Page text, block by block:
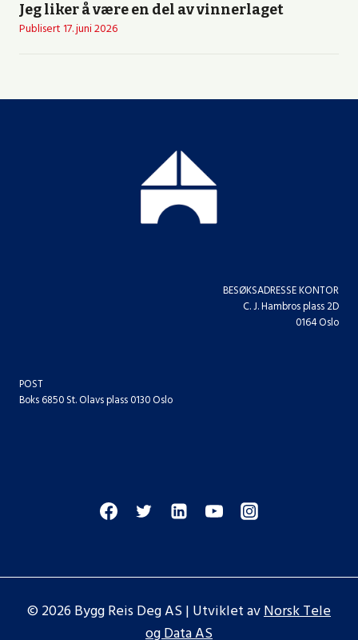
Jeg liker å være en del av vinnerlaget
Publisert17. juni 2026
BESØKSADRESSE KONTOR
C. J. Hambros plass 2D
0164 Oslo
POST
Boks 6850 St. Olavs plass 0130 Oslo
© 2026 Bygg Reis Deg AS | Utviklet avNorsk Tele
og Data AS